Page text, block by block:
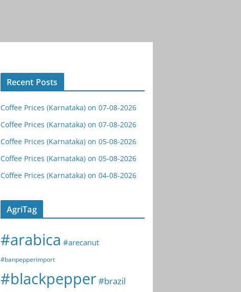
Recent Posts
Coffee Prices (Karnataka) on 07-08-2026
Coffee Prices (Karnataka) on 07-08-2026
Coffee Prices (Karnataka) on 05-08-2026
Coffee Prices (Karnataka) on 05-08-2026
Coffee Prices (Karnataka) on 04-08-2026
AgriTag
#arabica #arecanut
#banpepperimport
#blackpepper#brazil